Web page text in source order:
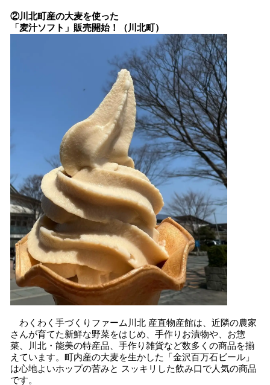
②川北町産の大麦を使った
「麦汁ソフト」販売開始！（川北町）
わくわく手づくりファーム川北 産直物産館は、近隣の農家
さんが育てた新鮮な野菜をはじめ、手作りお漬物や、お惣
菜、川北・能美の特産品、手作り雑貨など数多くの商品を揃
えています。町内産の大麦を生かした「金沢百万石ビール」
は心地よいホップの苦みと スッキリした飲み口で人気の商品
です。